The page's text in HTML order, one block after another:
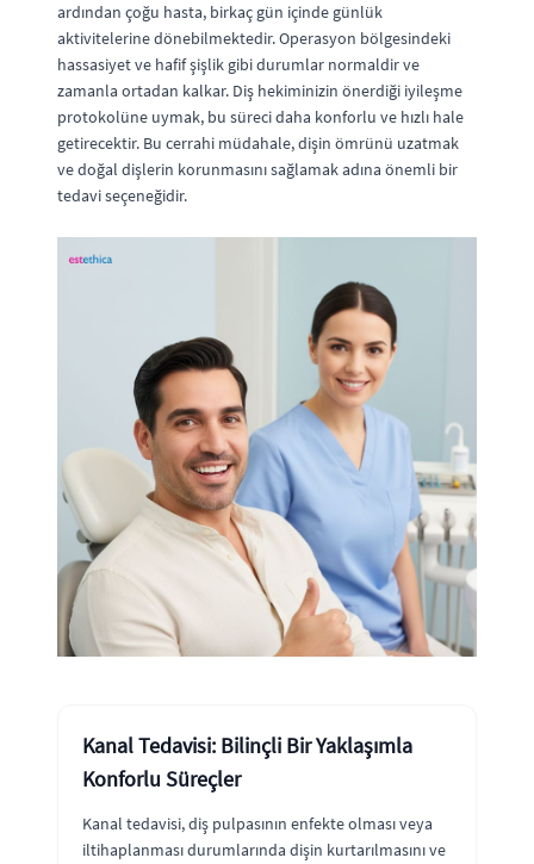
ardından çoğu hasta, birkaç gün içinde günlük
aktivitelerine dönebilmektedir. Operasyon bölgesindeki
hassasiyet ve hafif şişlik gibi durumlar normaldir ve
zamanla ortadan kalkar. Diş hekiminizin önerdiği iyileşme
protokolüne uymak, bu süreci daha konforlu ve hızlı hale
getirecektir. Bu cerrahi müdahale, dişin ömrünü uzatmak
ve doğal dişlerin korunmasını sağlamak adına önemli bir
tedavi seçeneğidir.
Kanal Tedavisi: Bilinçli Bir Yaklaşımla
Konforlu Süreçler
Kanal tedavisi, diş pulpasının enfekte olması veya
iltihaplanması durumlarında dişin kurtarılmasını ve